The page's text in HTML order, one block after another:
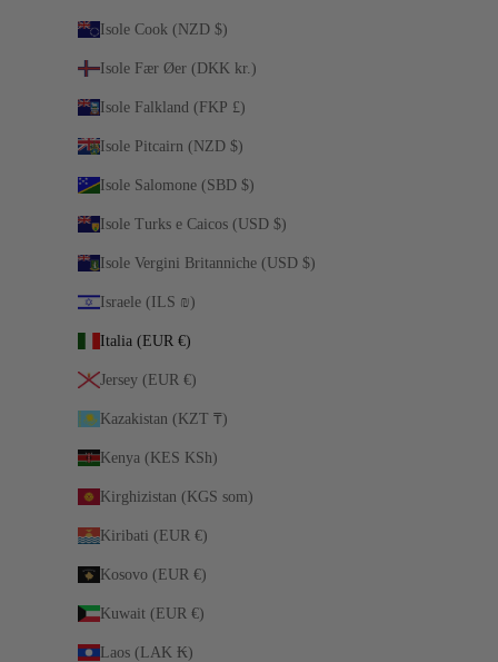
Isole Cook (NZD $)
Isole Fær Øer (DKK kr.)
Isole Falkland (FKP £)
Isole Pitcairn (NZD $)
Isole Salomone (SBD $)
Isole Turks e Caicos (USD $)
Isole Vergini Britanniche (USD $)
Israele (ILS ₪)
Italia (EUR €)
Jersey (EUR €)
Kazakistan (KZT ₸)
Kenya (KES KSh)
Kirghizistan (KGS som)
Kiribati (EUR €)
Kosovo (EUR €)
Kuwait (EUR €)
Laos (LAK ₭)